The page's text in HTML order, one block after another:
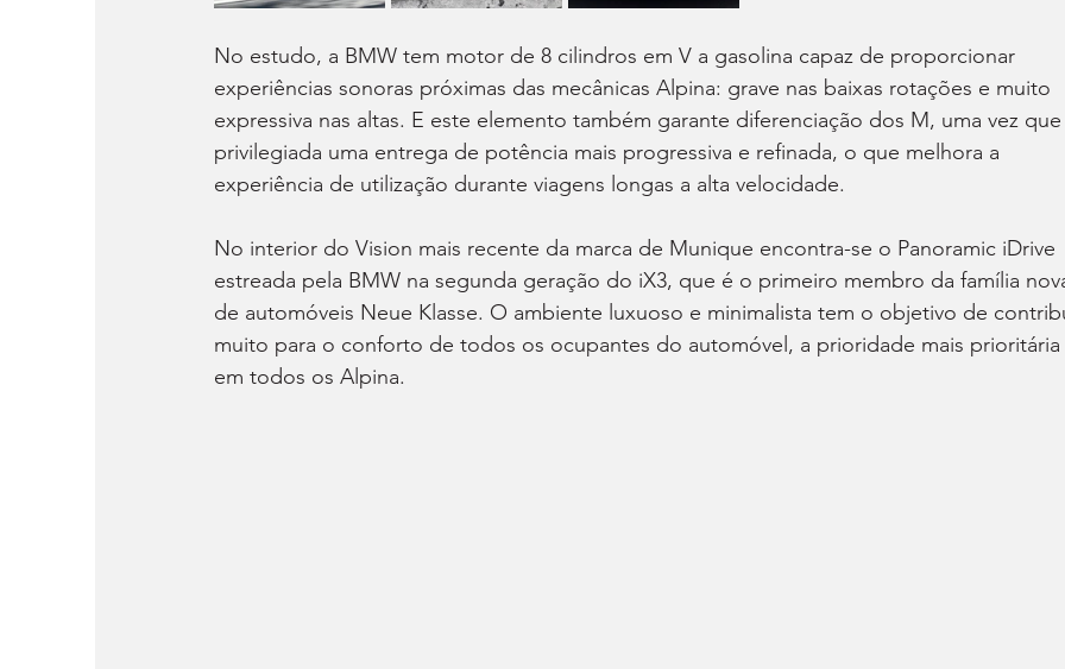
No estudo, a BMW tem motor de 8 cilindros em V a gasolina capaz de proporcionar
experiências sonoras próximas das mecânicas Alpina: grave nas baixas rotações e muito
expressiva nas altas. E este elemento também garante diferenciação dos M, uma vez que
privilegiada uma entrega de potência mais progressiva e refinada, o que melhora a
experiência de utilização durante viagens longas a alta velocidade.
No interior do Vision mais recente da marca de Munique encontra-se o Panoramic iDrive
estreada pela BMW na segunda geração do iX3, que é o primeiro membro da família
de automóveis Neue Klasse. O ambiente luxuoso e minimalista tem o objetivo de
muito para o conforto de todos os ocupantes do automóvel, a prioridade mais prioritária
em todos os Alpina.